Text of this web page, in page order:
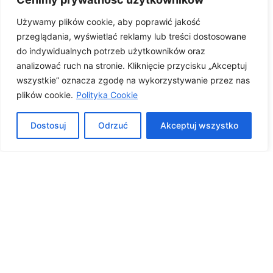
Używamy plików cookie, aby poprawić jakość
przeglądania, wyświetlać reklamy lub treści dostosowane
do indywidualnych potrzeb użytkowników oraz
analizować ruch na stronie. Kliknięcie przycisku „Akceptuj
wszystkie” oznacza zgodę na wykorzystywanie przez nas
plików cookie. Polityka Cookie
Dostosuj Odrzuć Akceptuj wszystko